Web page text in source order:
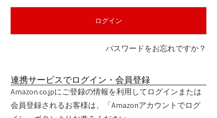
ログイン
パスワードをお忘れですか？
連携サービスでログイン・会員登録
Amazon.co.jpにご登録の情報を利用してログインまたは
会員登録されるお客様は、「Amazonアカウントでログ